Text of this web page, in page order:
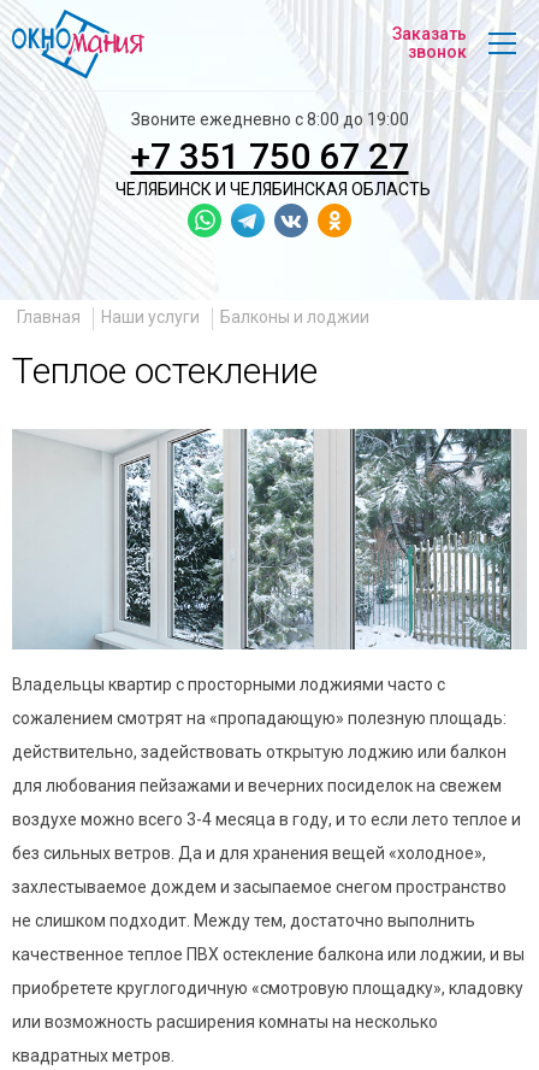
главную
Звоните ежедневно с 8:00 до 19:00
+7 351 750 67 27
ЧЕЛЯБИНСК И ЧЕЛЯБИНСКАЯ ОБЛАСТЬ
Заказать
звонок
Главная Наши услуги Балконы и лоджии
Теплое остекление
Владельцы квартир с просторными лоджиями часто с
сожалением смотрят на «пропадающую» полезную площадь:
действительно, задействовать открытую лоджию или балкон
для любования пейзажами и вечерних посиделок на свежем
воздухе можно всего 3-4 месяца в году, и то если лето теплое и
без сильных ветров. Да и для хранения вещей «холодное»,
захлестываемое дождем и засыпаемое снегом пространство
не слишком подходит. Между тем, достаточно выполнить
качественное теплое ПВХ остекление балкона или лоджии, и вы
приобретете круглогодичную «смотровую площадку», кладовку
или возможность расширения комнаты на несколько
квадратных метров.